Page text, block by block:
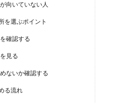
向いていない人
を選ぶポイント
確認する
見る
ないか確認する
る流れ